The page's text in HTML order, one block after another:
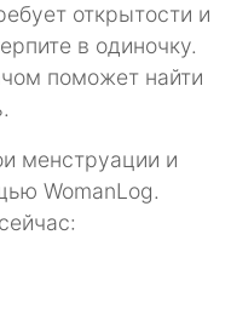
открытости и
в одиночку.
поможет найти
менструации и
WomanLog.